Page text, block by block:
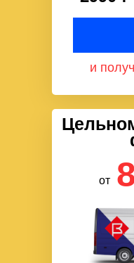
и
от